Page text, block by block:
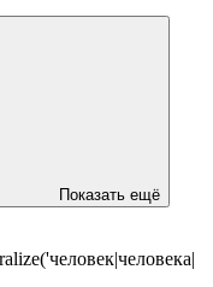
Показать ещё